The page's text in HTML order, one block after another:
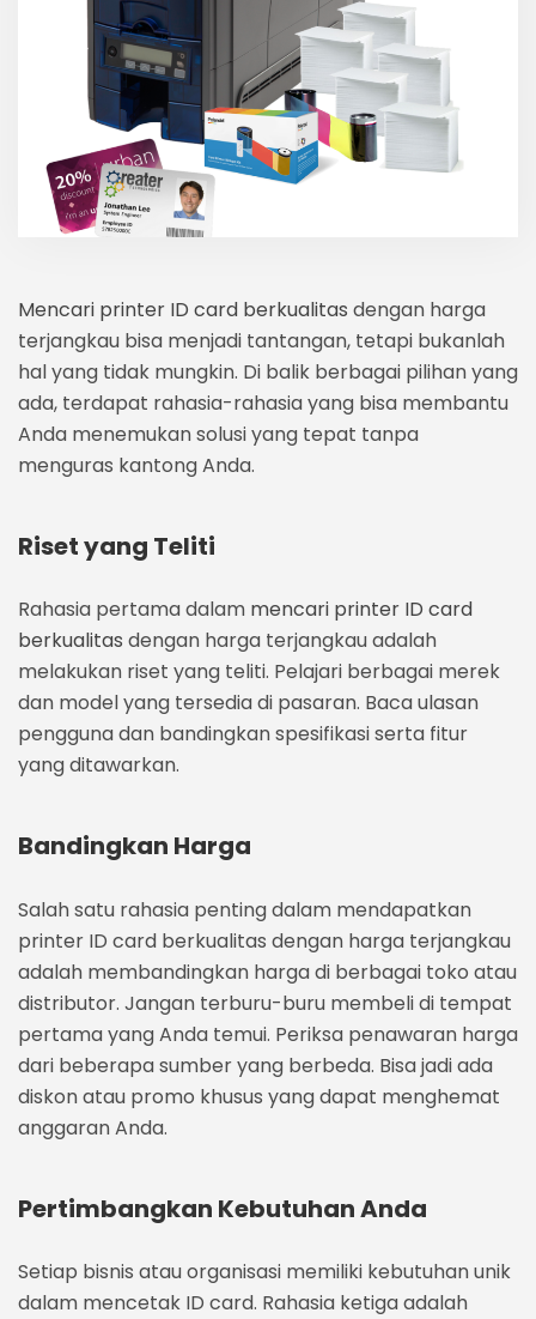
Mencari printer ID card berkualitas dengan harga
terjangkau bisa menjadi tantangan, tetapi bukanlah
hal yang tidak mungkin. Di balik berbagai pilihan yang
ada, terdapat rahasia-rahasia yang bisa membantu
Anda menemukan solusi yang tepat tanpa
menguras kantong Anda.
Riset yang Teliti
Rahasia pertama dalam mencari printer ID card
berkualitas dengan harga terjangkau adalah
melakukan riset yang teliti. Pelajari berbagai merek
dan model yang tersedia di pasaran. Baca ulasan
pengguna dan bandingkan spesifikasi serta fitur
yang ditawarkan.
Bandingkan Harga
Salah satu rahasia penting dalam mendapatkan
printer ID card berkualitas dengan harga terjangkau
adalah membandingkan harga di berbagai toko atau
distributor. Jangan terburu-buru membeli di tempat
pertama yang Anda temui. Periksa penawaran harga
dari beberapa sumber yang berbeda. Bisa jadi ada
diskon atau promo khusus yang dapat menghemat
anggaran Anda.
Pertimbangkan Kebutuhan Anda
Setiap bisnis atau organisasi memiliki kebutuhan unik
dalam mencetak ID card. Rahasia ketiga adalah